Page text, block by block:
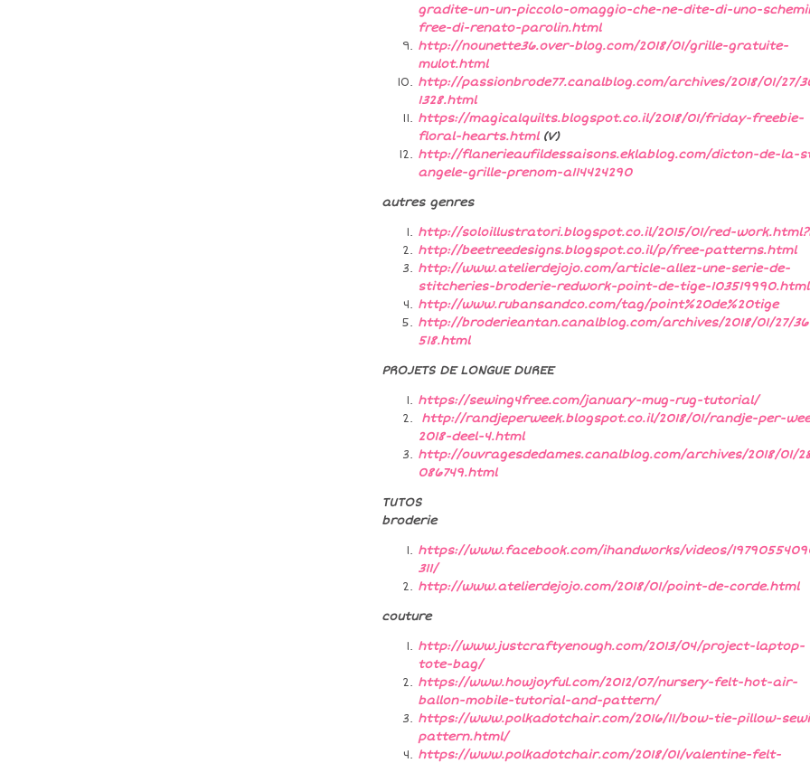
gradite-un-un-piccolo-omaggio-che-ne-dite-di-uno-
free-di-renato-parolin.html
http://nounette36.over-blog.com/2018/01/grille-gratuite-
mulot.html
http://passionbrode77.canalblog.com/archives/2018/01/27/
1328.html
https://magicalquilts.blogspot.co.il/2018/01/friday-freebie-
floral-hearts.html(V)
http://flanerieaufildessaisons.eklablog.com/dicton-de-la-
angele-grille-prenom-a114424290
autres genres
http://soloillustratori.blogspot.co.il/2015/01/red-
http://beetreedesigns.blogspot.co.il/p/free-patterns.html
http://www.atelierdejojo.com/article-allez-une-serie-de-
stitcheries-broderie-redwork-point-de-tige-103519990.html
http://www.rubansandco.com/tag/point%20de%20tige
http://broderieantan.canalblog.com/archives/2018/01/27/
518.html
PROJETS DE LONGUE DUREE
https://sewing4free.com/january-mug-rug-tutorial/
http://randjeperweek.blogspot.co.il/2018/01/randje-per-
2018-deel-4.html
http://ouvragesdedames.canalblog.com/archives/2018/01/
086749.html
TUTOS
broderie
https://www.facebook.com/ihandworks/videos/
311/
http://www.atelierdejojo.com/2018/01/point-de-corde.html
couture
http://www.justcraftyenough.com/2013/04/project-laptop-
tote-bag/
https://www.howjoyful.com/2012/07/nursery-felt-hot-air-
ballon-mobile-tutorial-and-pattern/
https://www.polkadotchair.com/2016/11/bow-tie-pillow-
pattern.html/
https://www.polkadotchair.com/2018/01/valentine-felt-